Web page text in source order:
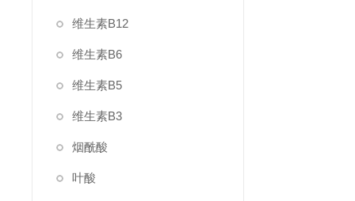
维生素B12
维生素B6
维生素B5
维生素B3
烟酰酸
叶酸